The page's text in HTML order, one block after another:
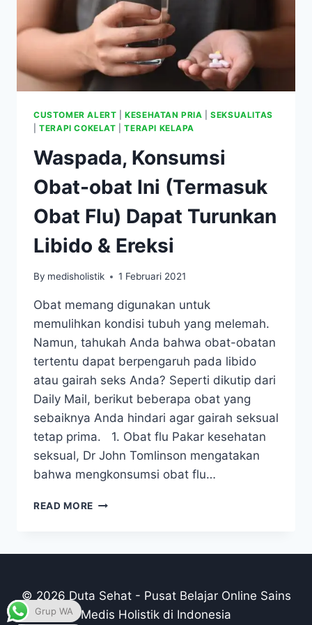
CUSTOMER ALERT |KESEHATAN PRIA |SEKSUALITAS
|TERAPI COKELAT |TERAPI KELAPA
Waspada, Konsumsi
Obat-obat Ini (Termasuk
Obat Flu) Dapat Turunkan
Libido & Ereksi
By medisholistik 1 Februari 2021
Obat memang digunakan untuk
memulihkan kondisi tubuh yang melemah.
Namun, tahukah Anda bahwa obat-obatan
tertentu dapat berpengaruh pada libido
atau gairah seks Anda? Seperti dikutip dari
Daily Mail, berikut beberapa obat yang
sebaiknya Anda hindari agar gairah seksual
tetap prima. 1. Obat flu Pakar kesehatan
seksual, Dr John Tomlinson mengatakan
bahwa mengkonsumsi obat flu…
READ MORE WASPADA,
OBAT
DAPAT
© 2026 Duta Sehat - Pusat Belajar Online Sains
Medis Holistik di Indonesia
Grup WA